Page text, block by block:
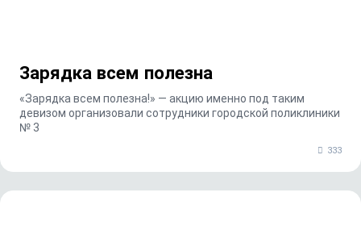
Зарядка всем полезна
«Зарядка всем полезна!» — акцию именно под таким
девизом организовали сотрудники городской поликлиники
№ 3
333